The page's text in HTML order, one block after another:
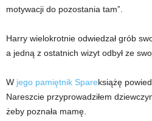
motywacji do pozostania tam”.
Harry wielokrotnie odwiedzał grób
a jedną z ostatnich wizyt odbył ze
W jego pamiętnik Spareksiążę
Nareszcie przyprowadziłem
żeby poznała mamę.